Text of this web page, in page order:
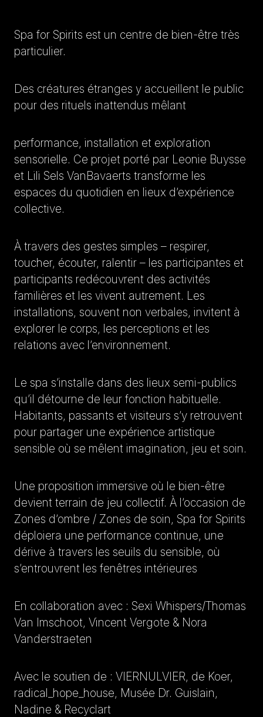
Spa for Spirits est un centre de bien-être très
particulier.
Des créatures étranges y accueillent le public
pour des rituels inattendus mêlant
performance, installation et exploration
sensorielle. Ce projet porté par Leonie Buysse
et Lili Sels VanBavaerts transforme les
espaces du quotidien en lieux d’expérience
collective.
À travers des gestes simples – respirer,
toucher, écouter, ralentir – les participantes et
participants redécouvrent des activités
familières et les vivent autrement. Les
installations, souvent non verbales, invitent à
explorer le corps, les perceptions et les
relations avec l’environnement.
Le spa s’installe dans des lieux semi-publics
qu’il détourne de leur fonction habituelle.
Habitants, passants et visiteurs s’y retrouvent
pour partager une expérience artistique
sensible où se mêlent imagination, jeu et soin.
Une proposition immersive où le bien-être
devient terrain de jeu collectif. À l’occasion de
Zones d’ombre / Zones de soin, Spa for Spirits
déploiera une performance continue, une
dérive à travers les seuils du sensible, où
s’entrouvrent les fenêtres intérieures
En collaboration avec : Sexi Whispers/Thomas
Van Imschoot, Vincent Vergote & Nora
Vanderstraeten
Avec le soutien de : VIERNULVIER, de Koer,
radical_hope_house, Musée Dr. Guislain,
Nadine & Recyclart